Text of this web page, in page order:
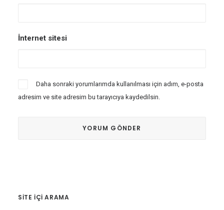
İnternet sitesi
Daha sonraki yorumlarımda kullanılması için adım, e-posta
adresim ve site adresim bu tarayıcıya kaydedilsin.
SITE IÇI ARAMA